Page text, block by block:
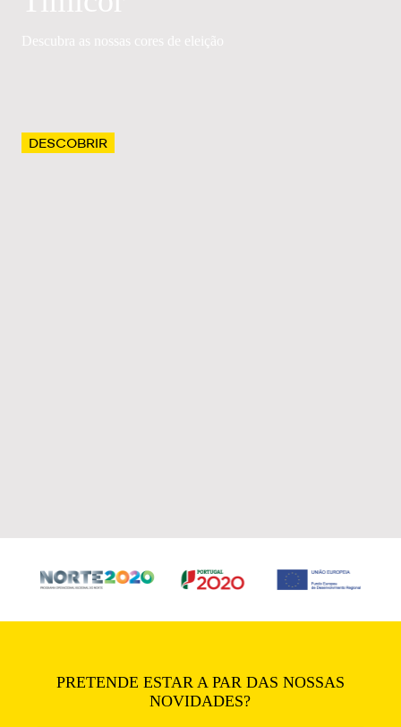
Descubra as nossas cores de eleição
DESCOBRIR
PRETENDE ESTAR A PAR DAS NOSSAS
NOVIDADES?